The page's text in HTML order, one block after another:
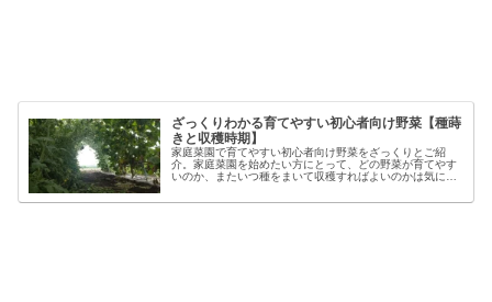
ざっくりわかる育てやすい初心者向け野菜【種蒔
きと収穫時期】
家庭菜園で育てやすい初心者向け野菜をざっくりとご紹
介。家庭菜園を始めたい方にとって、どの野菜が育てやす
いのか、またいつ種をまいて収穫すればよいのかは気にな
類でも「早生」「中生」「晩生」など...